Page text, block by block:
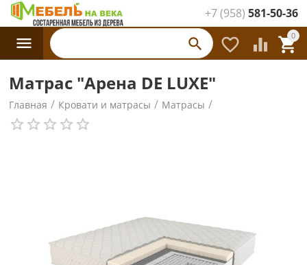
+7 (958) 581-50-36
0

 

Каталог
товаров
Матрас "Арена DE LUXE"
Главная / Кровати и матрасы / Матрасы /
Пружинные матрасы